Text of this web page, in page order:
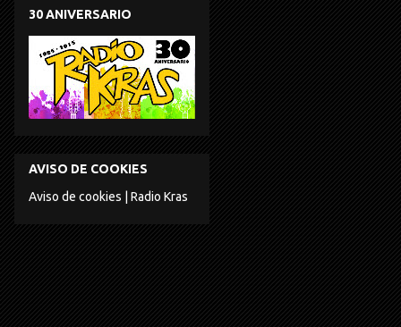
30 ANIVERSARIO
AVISO DE COOKIES
Aviso de cookies | Radio Kras